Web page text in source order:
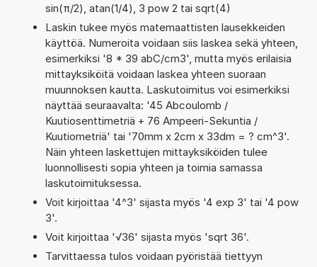
sin(π/2), atan(1/4), 3 pow 2 tai sqrt(4)
Laskin tukee myös matemaattisten lausekkeiden
käyttöä. Numeroita voidaan siis laskea sekä yhteen,
esimerkiksi '8 * 39 abC/cm3', mutta myös erilaisia
mittayksiköitä voidaan laskea yhteen suoraan
muunnoksen kautta. Laskutoimitus voi esimerkiksi
näyttää seuraavalta: '45 Abcoulomb /
Kuutiosenttimetriä + 76 Ampeeri-Sekuntia /
Kuutiometriä' tai '70mm x 2cm x 33dm = ? cm^3'.
Näin yhteen laskettujen mittayksiköiden tulee
luonnollisesti sopia yhteen ja toimia samassa
laskutoimituksessa.
Voit kirjoittaa '4^3' sijasta myös '4 exp 3' tai '4 pow
3'.
Voit kirjoittaa '√36' sijasta myös 'sqrt 36'.
Tarvittaessa tulos voidaan pyöristää tiettyyn